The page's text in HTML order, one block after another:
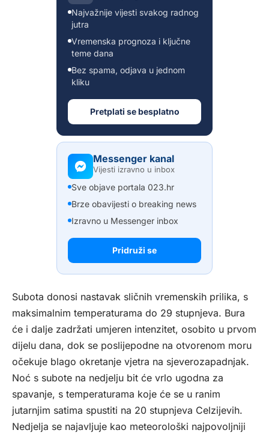
Najvažnije vijesti svakog radnog
jutra
Vremenska prognoza i ključne
teme dana
Bez spama, odjava u jednom
kliku
Pretplati se besplatno
Messenger kanal
Vijesti izravno u inbox
Sve objave portala 023.hr
Brze obavijesti o breaking news
Izravno u Messenger inbox
Pridruži se
Subota donosi nastavak sličnih vremenskih prilika, s
maksimalnim temperaturama do 29 stupnjeva. Bura
će i dalje zadržati umjeren intenzitet, osobito u prvom
dijelu dana, dok se poslijepodne na otvorenom moru
očekuje blago okretanje vjetra na sjeverozapadnjak.
Noć s subote na nedjelju bit će vrlo ugodna za
spavanje, s temperaturama koje će se u ranim
jutarnjim satima spustiti na 20 stupnjeva Celzijevih.
Nedjelja se najavljuje kao meteorološki najpovoljniji